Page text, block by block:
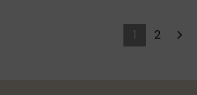
1 2